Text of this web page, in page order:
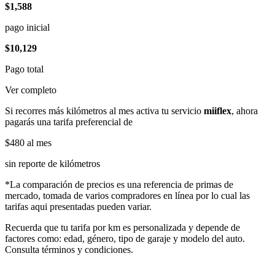
$1,588
pago inicial
$10,129
Pago total
Ver completo
Si recorres más kilómetros al mes activa tu servicio miiflex, ahora
pagarás una tarifa preferencial de
$480 al mes
sin reporte de kilómetros
*La comparación de precios es una referencia de primas de
mercado, tomada de varios compradores en línea por lo cual las
tarifas aqui presentadas pueden variar.
Recuerda que tu tarifa por km es personalizada y depende de
factores como: edad, género, tipo de garaje y modelo del auto.
Consulta términos y condiciones.